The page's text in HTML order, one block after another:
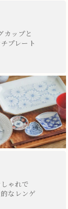
カップと
プレート
ゃれで
なレンゲ